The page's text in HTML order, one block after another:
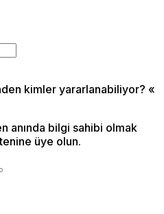
anında bilgi sahibi olmak
üye olun.